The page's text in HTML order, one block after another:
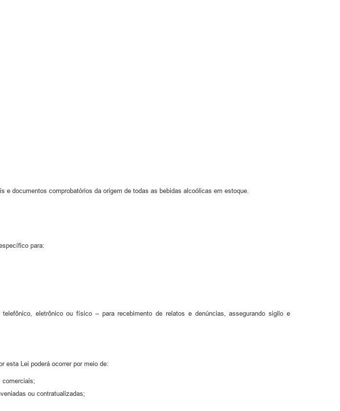
documentos comprobatórios da origem de todas as bebidas alcoólicas em estoque.
para:
eletrônico ou físico – para recebimento de relatos e denúncias, assegurando sigilo e
esta Lei poderá ocorrer por meio de:
comerciais;
ou contratualizadas;